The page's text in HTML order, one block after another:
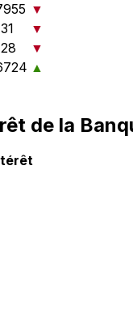
▼
▼
▼
▲
de la